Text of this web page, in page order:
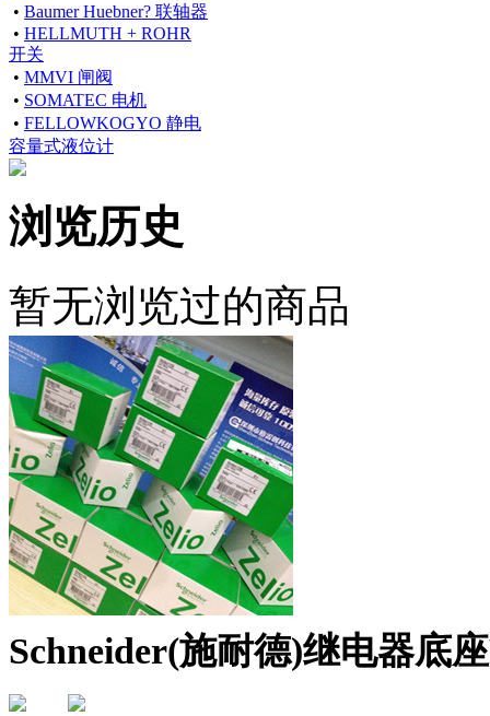
• Baumer Huebner? 联轴器
• HELLMUTH + ROHR
开关
• MMVI 闸阀
• SOMATEC 电机
• FELLOWKOGYO 静电
容量式液位计
浏览历史
暂无浏览过的商品
Schneider(施耐德)继电器底